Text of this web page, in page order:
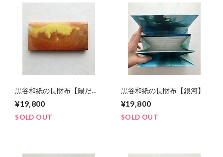
黒谷和紙の長財布【陽だま
り】No.３
¥19,800
SOLD OUT
黒谷和紙の長財布【銀河】
¥19,800
SOLD OUT